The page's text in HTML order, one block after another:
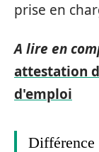
prise en
A lire en
attestation
d'emploi
Différence